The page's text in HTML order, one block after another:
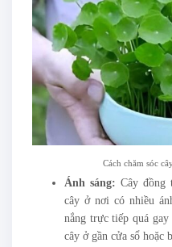
Cách chăm sóc
Ánh sáng: Cây đồng
cây ở nơi có nhiều
nắng trực tiếp quá
cây ở gần cửa sổ hoặc